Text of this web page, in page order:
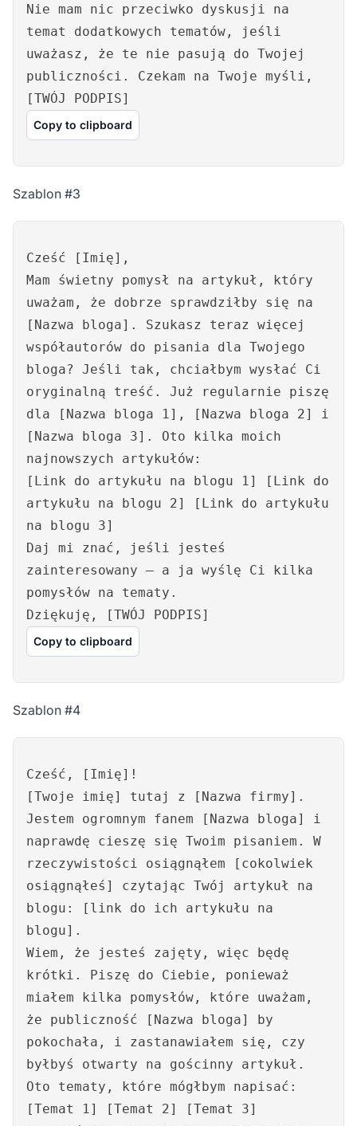
Nie mam nic przeciwko dyskusji na
temat dodatkowych tematów, jeśli
uważasz, że te nie pasują do Twojej
publiczności. Czekam na Twoje myśli,
[TWÓJ PODPIS]
Copy to clipboard
Szablon #3
Cześć [Imię],
Mam świetny pomysł na artykuł, który
uważam, że dobrze sprawdziłby się na
[Nazwa bloga]. Szukasz teraz więcej
współautorów do pisania dla Twojego
bloga? Jeśli tak, chciałbym wysłać Ci
oryginalną treść. Już regularnie piszę
dla [Nazwa bloga 1], [Nazwa bloga 2] i
[Nazwa bloga 3]. Oto kilka moich
najnowszych artykułów:
[Link do artykułu na blogu 1] [Link do
artykułu na blogu 2] [Link do artykułu
na blogu 3]
Daj mi znać, jeśli jesteś
zainteresowany – a ja wyślę Ci kilka
pomysłów na tematy.
Dziękuję, [TWÓJ PODPIS]
Copy to clipboard
Szablon #4
Cześć, [Imię]!
[Twoje imię] tutaj z [Nazwa firmy].
Jestem ogromnym fanem [Nazwa bloga] i
naprawdę cieszę się Twoim pisaniem. W
rzeczywistości osiągnąłem [cokolwiek
osiągnąłeś] czytając Twój artykuł na
blogu: [link do ich artykułu na
blogu].
Wiem, że jesteś zajęty, więc będę
krótki. Piszę do Ciebie, ponieważ
miałem kilka pomysłów, które uważam,
że publiczność [Nazwa bloga] by
pokochała, i zastanawiałem się, czy
byłbyś otwarty na gościnny artykuł.
Oto tematy, które mógłbym napisać:
[Temat 1] [Temat 2] [Temat 3]